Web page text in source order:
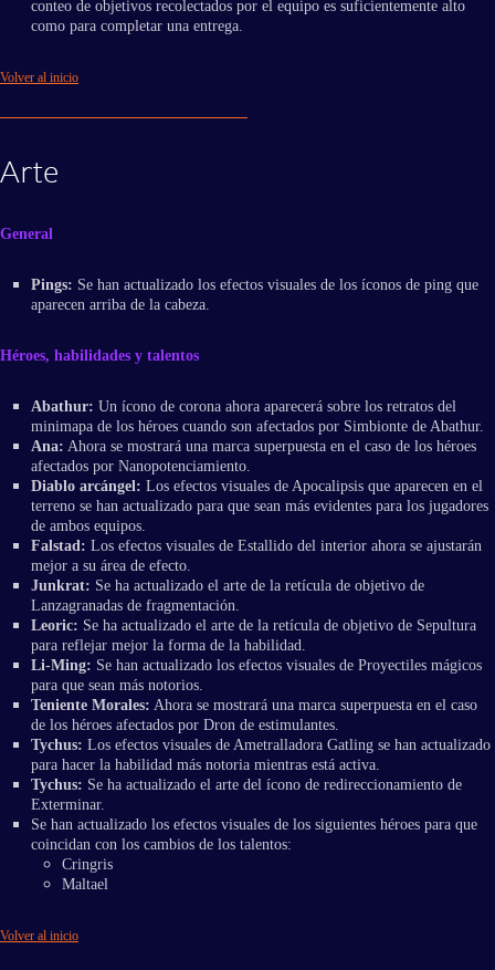
conteo de objetivos recolectados por el equipo es suficientemente alto
como para completar una entrega.
Volver al inicio
Arte
General
Pings: Se han actualizado los efectos visuales de los íconos de ping que
aparecen arriba de la cabeza.
Héroes, habilidades y talentos
Abathur: Un ícono de corona ahora aparecerá sobre los retratos del
minimapa de los héroes cuando son afectados por Simbionte de Abathur.
Ana: Ahora se mostrará una marca superpuesta en el caso de los héroes
afectados por Nanopotenciamiento.
Diablo arcángel: Los efectos visuales de Apocalipsis que aparecen en el
terreno se han actualizado para que sean más evidentes para los jugadores
de ambos equipos.
Falstad: Los efectos visuales de Estallido del interior ahora se ajustarán
mejor a su área de efecto.
Junkrat: Se ha actualizado el arte de la retícula de objetivo de
Lanzagranadas de fragmentación.
Leoric: Se ha actualizado el arte de la retícula de objetivo de Sepultura
para reflejar mejor la forma de la habilidad.
Li-Ming: Se han actualizado los efectos visuales de Proyectiles mágicos
para que sean más notorios.
Teniente Morales: Ahora se mostrará una marca superpuesta en el caso
de los héroes afectados por Dron de estimulantes.
Tychus: Los efectos visuales de Ametralladora Gatling se han actualizado
para hacer la habilidad más notoria mientras está activa.
Tychus: Se ha actualizado el arte del ícono de redireccionamiento de
Exterminar.
Se han actualizado los efectos visuales de los siguientes héroes para que
coincidan con los cambios de los talentos:
Cringris
Maltael
Volver al inicio